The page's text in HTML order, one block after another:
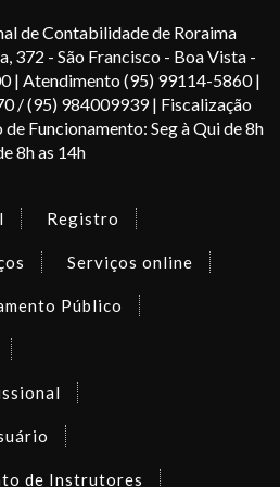
de Contabilidade de Roraima
372 - São Francisco - Boa Vista -
| Atendimento (95) 99114-5860 |
/ (95) 984009939 | Fiscalização
Funcionamento: Seg à Qui de 8h
8h as 14h
Registro
Serviços online
Público
de Instrutores